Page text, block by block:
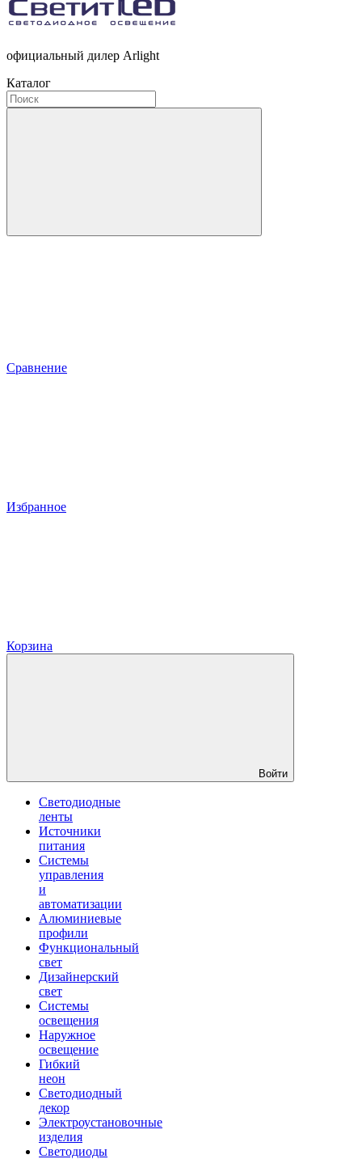
официальный дилер Arlight
Каталог
Сравнение
Избранное
Корзина
Войти
Светодиодные
ленты
Источники
питания
Системы
управления
и
автоматизации
Алюминиевые
профили
Функциональный
свет
Дизайнерский
свет
Системы
освещения
Наружное
освещение
Гибкий
неон
Светодиодный
декор
Электроустановочные
изделия
Светодиоды